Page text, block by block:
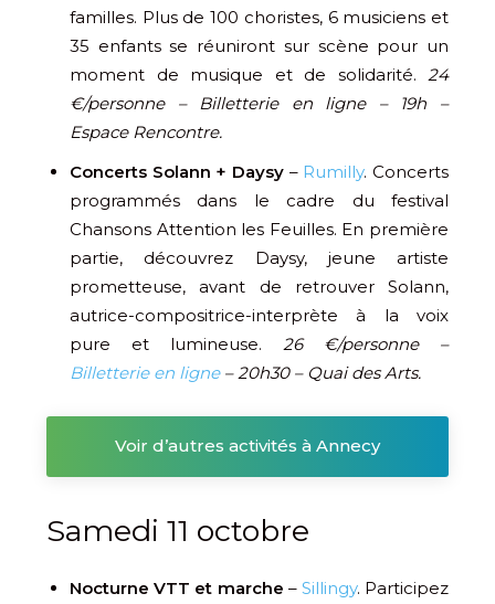
familles. Plus de 100 choristes, 6 musiciens et
35 enfants se réuniront sur scène pour un
moment de musique et de solidarité. 24
€/personne – Billetterie en ligne – 19h –
Espace Rencontre.
Concerts Solann + Daysy – Rumilly. Concerts
programmés dans le cadre du festival
Chansons Attention les Feuilles. En première
partie, découvrez Daysy, jeune artiste
prometteuse, avant de retrouver Solann,
autrice-compositrice-interprète à la voix
pure et lumineuse. 26 €/personne –
Billetterie en ligne– 20h30 – Quai des Arts.
Voir d’autres activités à Annecy
Samedi 11 octobre
Nocturne VTT et marche – Sillingy. Participez